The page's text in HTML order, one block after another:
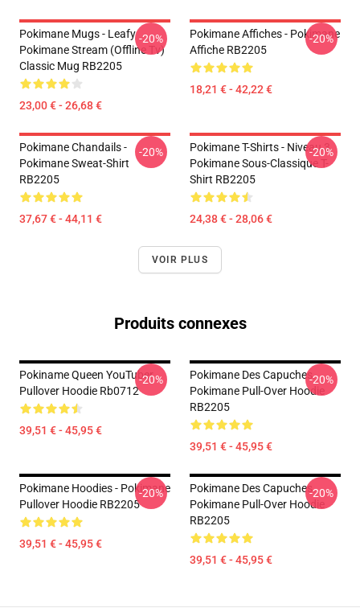
Pokimane Mugs - Leafy
Pokimane Stream (Offline Tv)
Classic Mug RB2205
23,00 € - 26,68 €
-20%
Pokimane Affiches - Pokimane
Affiche RB2205
18,21 € - 42,22 €
-20%
Pokimane Chandails -
Pokimane Sweat-Shirt
RB2205
37,67 € - 44,11 €
-20%
Pokimane T-Shirts - Niveau 3
Pokimane Sous-Classique T-
Shirt RB2205
24,38 € - 28,06 €
-20%
VOIR PLUS
Produits connexes
Pokiname Queen YouTuber
Pullover Hoodie Rb0712
39,51 € - 45,95 €
-20%
Pokimane Des Capuches...
Pokimane Pull-Over Hoodie
RB2205
39,51 € - 45,95 €
-20%
Pokimane Hoodies - Pokimane
Pullover Hoodie RB2205
39,51 € - 45,95 €
-20%
Pokimane Des Capuches...
Pokimane Pull-Over Hoodie
RB2205
39,51 € - 45,95 €
-20%